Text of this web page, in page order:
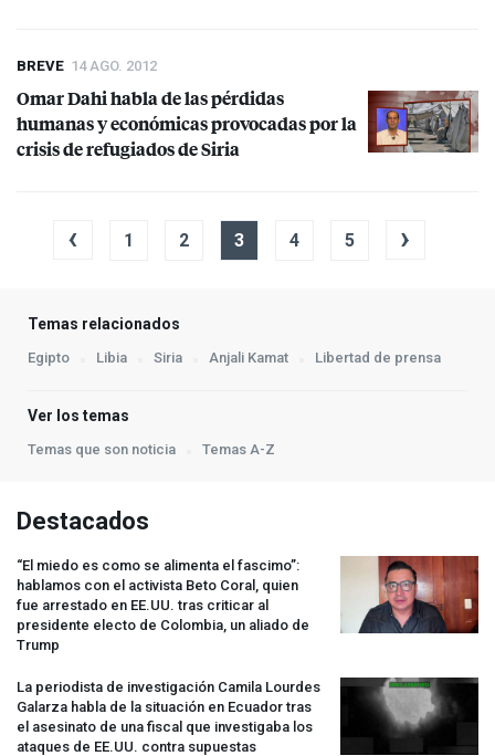
BREVE 14 AGO. 2012
Omar Dahi habla de las pérdidas
humanas y económicas provocadas por la
crisis de refugiados de Siria
‹ 1 2 3 4 5 ›
Temas relacionados
Egipto Libia Siria Anjali Kamat Libertad de prensa
Ver los temas
Temas que son noticia Temas A-Z
Destacados
“El miedo es como se alimenta el fascimo”:
hablamos con el activista Beto Coral, quien
fue arrestado en EE.UU. tras criticar al
presidente electo de Colombia, un aliado de
Trump
La periodista de investigación Camila Lourdes
Galarza habla de la situación en Ecuador tras
el asesinato de una fiscal que investigaba los
ataques de EE.UU. contra supuestas